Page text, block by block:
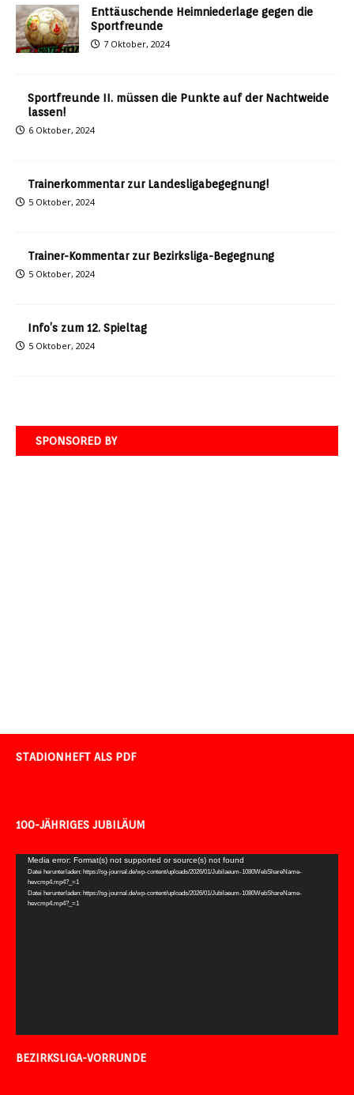
Enttäuschende Heimniederlage gegen die
Sportfreunde
7 Oktober, 2024
Sportfreunde II. müssen die Punkte auf der Nachtweide
lassen!
6 Oktober, 2024
Trainerkommentar zur Landesligabegegnung!
5 Oktober, 2024
Trainer-Kommentar zur Bezirksliga-Begegnung
5 Oktober, 2024
Info’s zum 12. Spieltag
5 Oktober, 2024
SPONSORED BY
STADIONHEFT ALS PDF
100-JÄHRIGES JUBILÄUM
Video-
Player
Media error: Format(s) not supported or source(s) not found
Datei herunterladen: https://sg-journal.de/wp-content/uploads/2026/01/Jubilaeum-1080WebShareName-
hevcmp4.mp4?_=1
Datei herunterladen: https://sg-journal.de/wp-content/uploads/2026/01/Jubilaeum-1080WebShareName-
hevcmp4.mp4?_=1
BEZIRKSLIGA-VORRUNDE